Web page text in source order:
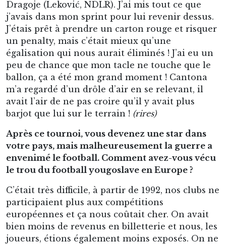
Dragoje (Leković, NDLR). J’ai mis tout ce que
j’avais dans mon sprint pour lui revenir dessus.
J’étais prêt à prendre un carton rouge et risquer
un penalty, mais c’était mieux qu’une
égalisation qui nous aurait éliminés ! J’ai eu un
peu de chance que mon tacle ne touche que le
ballon, ça a été mon grand moment ! Cantona
m’a regardé d’un drôle d’air en se relevant, il
avait l’air de ne pas croire qu’il y avait plus
barjot que lui sur le terrain ! (rires)
Après ce tournoi, vous devenez une star dans
votre pays, mais malheureusement la guerre a
envenimé le football. Comment avez-vous vécu
le trou du football yougoslave en Europe ?
C’était très difficile, à partir de 1992, nos clubs ne
participaient plus aux compétitions
européennes et ça nous coûtait cher. On avait
bien moins de revenus en billetterie et nous, les
joueurs, étions également moins exposés. On ne